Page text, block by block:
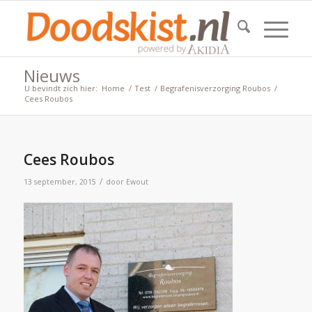
Nieuws
U bevindt zich hier: Home / Test / Begrafenisverzorging Roubos /
Cees Roubos
Cees Roubos
13 september, 2015 / door Ewout